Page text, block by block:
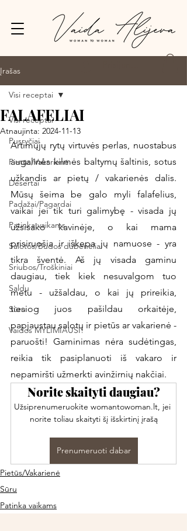
Įrašas
Visi receptai
Pusryčiai
Pietūs/Vakarienė
Desertai
Padažai/Pagardai
Patinka vaikams
Salotos/Budos dubenėliai
Sriubos/Troškiniai
Saldu
Sūru
Vaidos MYLIMIAUSI!
Visi receptai
FALAFELIAI
Atnaujinta: 2024-11-13
Artimųjų rytų virtuvės perlas, nuostabus
augalinės kilmės baltymų šaltinis, sotus
užkandis ar pietų / vakarienės dalis.
Mūsų šeima be galo myli falafelius,
vaikai jei tik turi galimybę - visada jų
užsisako kavinėje, o kai mama
prisiruošia ir iškepa jų namuose - yra
tikra šventė. Aš jų visada gaminu
daugiau, tiek kiek nesuvalgom tuo
metu - užšaldau, o kai jų prireikia,
tiesiog juos pašildau orkaitėje,
papjaustau salotų ir pietūs ar vakarienė -
paruošti! Gaminimas nėra sudėtingas,
reikia tik pasiplanuoti iš vakaro ir
nepamiršti užmerkti avinžirnių nakčiai.
Norite skaityti daugiau?
Užsiprenumeruokite womantowoman.lt, jei
norite toliau skaityti šį išskirtinį įrašą
Prenumeruoti dabar
Pietūs/Vakarienė
Sūru
Patinka vaikams